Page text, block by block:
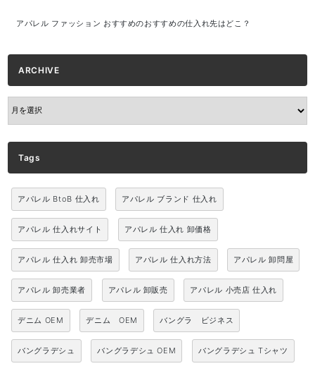
アパレル ファッション おすすめのおすすめの仕入れ先はどこ？
ARCHIVE
ARCHIVE
Tags
アパレル BtoB 仕入れ アパレル ブランド 仕入れ
アパレル 仕入れサイト アパレル 仕入れ 卸価格
アパレル 仕入れ 卸売市場 アパレル 仕入れ方法 アパレル 卸問屋
アパレル 卸売業者 アパレル 卸販売 アパレル 小売店 仕入れ
デニム OEM デニム OEM バングラ ビジネス
バングラデシュ バングラデシュ OEM バングラデシュ Tシャツ